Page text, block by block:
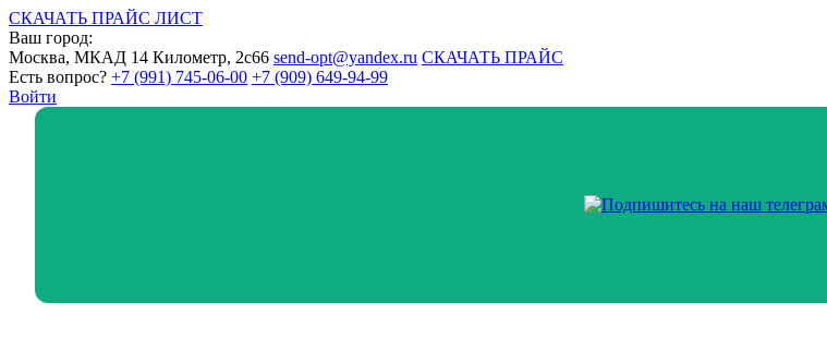
СКАЧАТЬ ПРАЙС ЛИСТ
Ваш город:
Москва, МКАД 14 Километр, 2с66 send-opt@yandex.ru СКАЧАТЬ ПРАЙС
Есть вопрос? +7 (991) 745-06-00 +7 (909) 649-94-99
Войти